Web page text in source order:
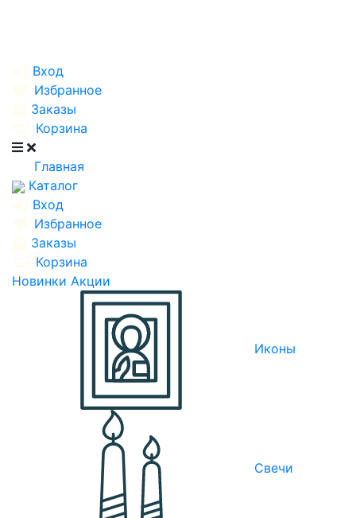
Вход
Избранное
Заказы
Корзина
Главная
Каталог
Вход
Избранное
Заказы
Корзина
Новинки Акции
Иконы
Свечи